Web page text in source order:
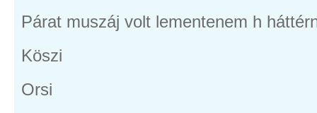
Párat muszáj volt lementenem h
Köszi
Orsi